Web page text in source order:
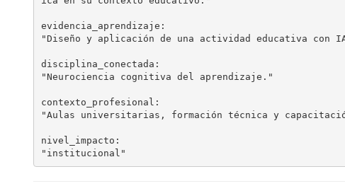
evidencia_aprendizaje:
"Diseño y aplicación de una actividad educativa con
disciplina_conectada:
"Neurociencia cognitiva del aprendizaje."
contexto_profesional:
"Aulas universitarias, formación técnica y
nivel_impacto: